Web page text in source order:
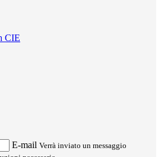
CIE
E-mail Verrà inviato un messaggio